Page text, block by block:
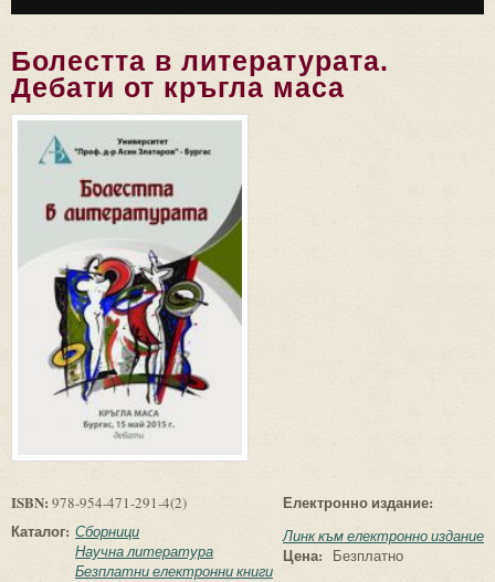
Болестта в литературата.
Дебати от кръгла маса
ISBN: 978-954-471-291-4(2)
Каталог: Сборници
Научна литература
Безплатни електронни книги
Електронно издание:
Линк към електронно издание
Цена: Безплатно